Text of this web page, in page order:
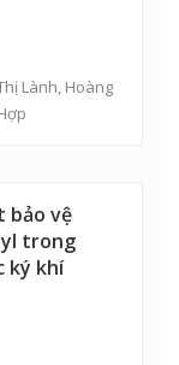
Lành, Hoàng
bảo vệ
trong
ký khí